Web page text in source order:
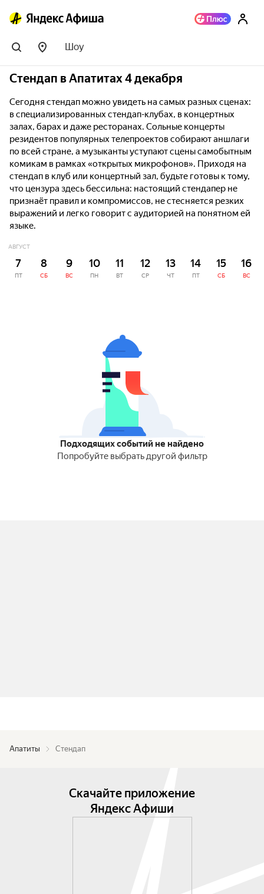
Шоу
Стендап в Апатитах 4 декабря
Сегодня стендап можно увидеть на самых разных сценах:
в специализированных стендап-клубах, в концертных
залах, барах и даже ресторанах. Сольные концерты
резидентов популярных телепроектов собирают аншлаги
по всей стране, а музыканты уступают сцены самобытным
комикам в рамках «открытых микрофонов». Приходя на
стендап в клуб или концертный зал, будьте готовы к тому,
что цензура здесь бессильна: настоящий стендапер не
признаёт правил и компромиссов, не стесняется резких
выражений и легко говорит с аудиторией на понятном ей
языке.
АВГУСТ
7
ПТ
8
СБ
9
ВС
10
ПН
11
ВТ
12
СР
13
ЧТ
14
ПТ
15
СБ
16
ВС
Подходящих событий не найдено
Попробуйте выбрать другой фильтр
Апатиты Стендап
Скачайте приложение
Яндекс Афиши